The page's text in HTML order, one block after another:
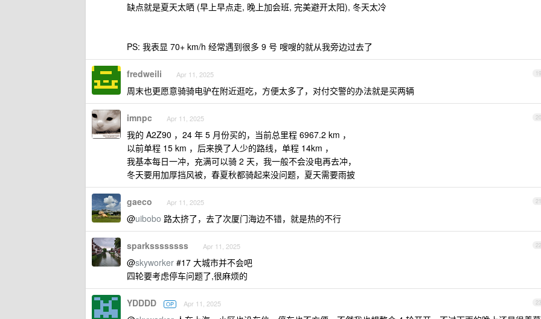
缺点就是夏天太晒 (早上早点走, 晚上加会班, 完美避开太阳), 冬天太冷
PS: 我表显 70+ km/h 经常遇到很多 9 号 嗖嗖的就从我旁边过去了
19
fredweili Apr 11, 2025
周末也更愿意骑骑电驴在附近逛吃，方便太多了，对付交警的办法就是买两辆
20
imnpc Apr 11, 2025
我的 A2Z90 ，24 年 5 月份买的，当前总里程 6967.2 km ，
以前单程 15 km ，后来换了人少的路线，单程 14km ，
我基本每日一冲，充满可以骑 2 天，我一般不会没电再去冲，
冬天要用加厚挡风被，春夏秋都骑起来没问题，夏天需要雨披
21
gaeco Apr 11, 2025
@uibobo 路太挤了，去了次厦门海边不错，就是热的不行
22
sparkssssssss Apr 11, 2025
@skyworker #17 大城市并不会吧
四轮要考虑停车问题了,很麻烦的
23
YDDDD OP Apr 11, 2025